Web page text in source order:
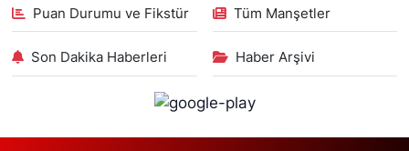
Puan Durumu ve Fikstür Tüm Manşetler
Son Dakika Haberleri Haber Arşivi